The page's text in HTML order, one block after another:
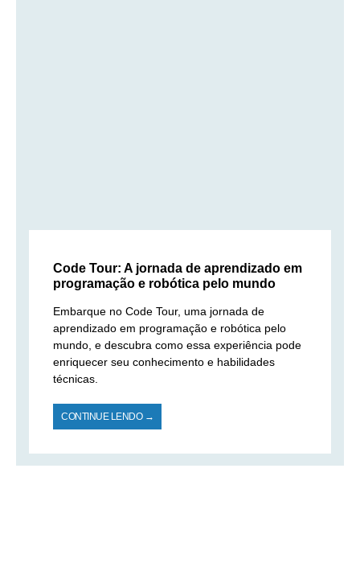
Code Tour: A jornada de aprendizado em
programação e robótica pelo mundo
Embarque no Code Tour, uma jornada de
aprendizado em programação e robótica pelo
mundo, e descubra como essa experiência pode
enriquecer seu conhecimento e habilidades
técnicas.
CONTINUE LENDO →